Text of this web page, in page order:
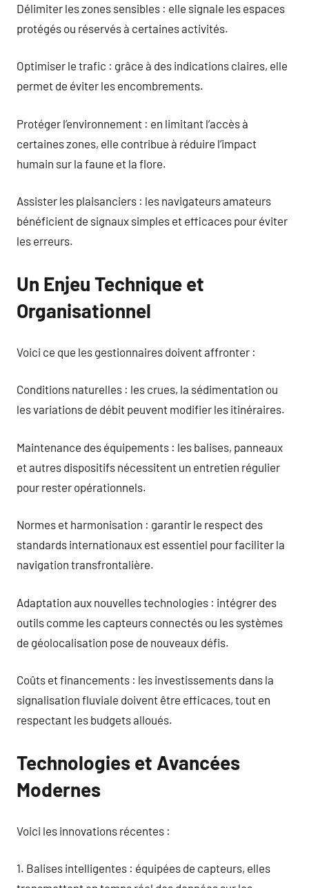
Délimiter les zones sensibles : elle signale les espaces
protégés ou réservés à certaines activités.
Optimiser le trafic : grâce à des indications claires, elle
permet de éviter les encombrements.
Protéger l’environnement : en limitant l’accès à
certaines zones, elle contribue à réduire l’impact
humain sur la faune et la flore.
Assister les plaisanciers : les navigateurs amateurs
bénéficient de signaux simples et efficaces pour éviter
les erreurs.
Un Enjeu Technique et
Organisationnel
Voici ce que les gestionnaires doivent affronter :
Conditions naturelles : les crues, la sédimentation ou
les variations de débit peuvent modifier les itinéraires.
Maintenance des équipements : les balises, panneaux
et autres dispositifs nécessitent un entretien régulier
pour rester opérationnels.
Normes et harmonisation : garantir le respect des
standards internationaux est essentiel pour faciliter la
navigation transfrontalière.
Adaptation aux nouvelles technologies : intégrer des
outils comme les capteurs connectés ou les systèmes
de géolocalisation pose de nouveaux défis.
Coûts et financements : les investissements dans la
signalisation fluviale doivent être efficaces, tout en
respectant les budgets alloués.
Technologies et Avancées
Modernes
Voici les innovations récentes :
1. Balises intelligentes : équipées de capteurs, elles